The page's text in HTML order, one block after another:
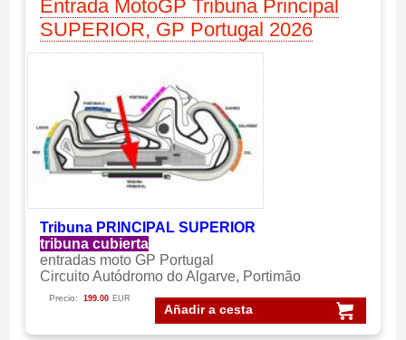
Entrada MotoGP Tribuna Principal
SUPERIOR, GP Portugal 2026
Tribuna PRINCIPAL SUPERIOR
tribuna cubierta
entradas moto GP Portugal
Circuito Autódromo do Algarve, Portimão
Añadir a cesta
Precio: 199.00 EUR